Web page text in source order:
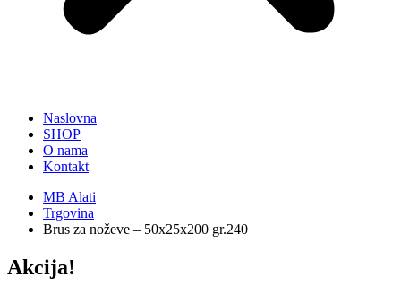
Naslovna
SHOP
O nama
Kontakt
MB Alati
Trgovina
Brus za noževe – 50x25x200 gr.240
Akcija!